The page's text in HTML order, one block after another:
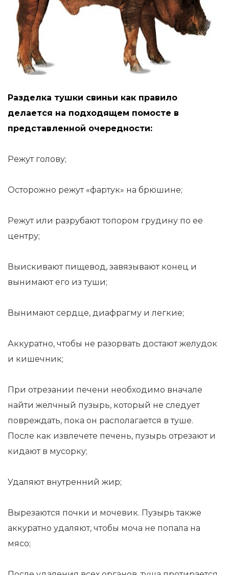
Разделка тушки свиньи как правило
делается на подходящем помосте в
представленной очередности:
Режут голову;
Осторожно режут «фартук» на брюшине;
Режут или разрубают топором грудину по ее
центру;
Выискивают пищевод, завязывают конец и
вынимают его из туши;
Вынимают сердце, диафрагму и легкие;
Аккуратно, чтобы не разорвать достают желудок
и кишечник;
При отрезании печени необходимо вначале
найти желчный пузырь, который не следует
повреждать, пока он располагается в туше.
После как извлечете печень, пузырь отрезают и
кидают в мусорку;
Удаляют внутренний жир;
Вырезаются почки и мочевик. Пузырь также
аккуратно удаляют, чтобы моча не попала на
мясо;